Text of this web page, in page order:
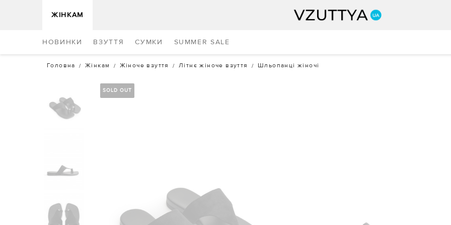
ЖІНКАМ
НОВИНКИ ВЗУТТЯ СУМКИ SUMMER SALE
Головна Жінкам Жіноче взуття Літнє жіноче взуття Шльопанці жіночі
SOLD OUT